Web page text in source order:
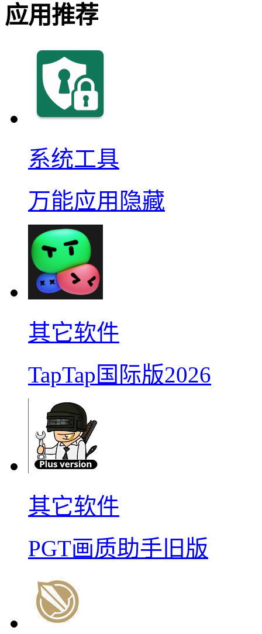
应用推荐
系统工具
万能应用隐藏
其它软件
TapTap国际版2026
其它软件
PGT画质助手旧版